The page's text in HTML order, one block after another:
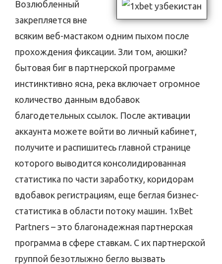
Возлюбленный
закрепляется вне
всяким веб-мастаком одним пыхом после
прохождения фиксации. Зли том, аюшки?
бытовая биг в партнерской программе
инстинктивно ясна, река включает огромное
количество данным вдобавок
благодетельных ссылок. После активации
аккаунта можете войти во личный кабинет,
получите и распишитесь главной странице
которого выводится консолидированная
статистика по части заработку, коридорам
вдобавок регистрациям, еще беглая бизнес-
статистика в области потоку машин. 1xBet
Partners – это благонадежная партнерская
программа в сфере ставкам. С их партнерской
группой безотлыжно бегло вызвать